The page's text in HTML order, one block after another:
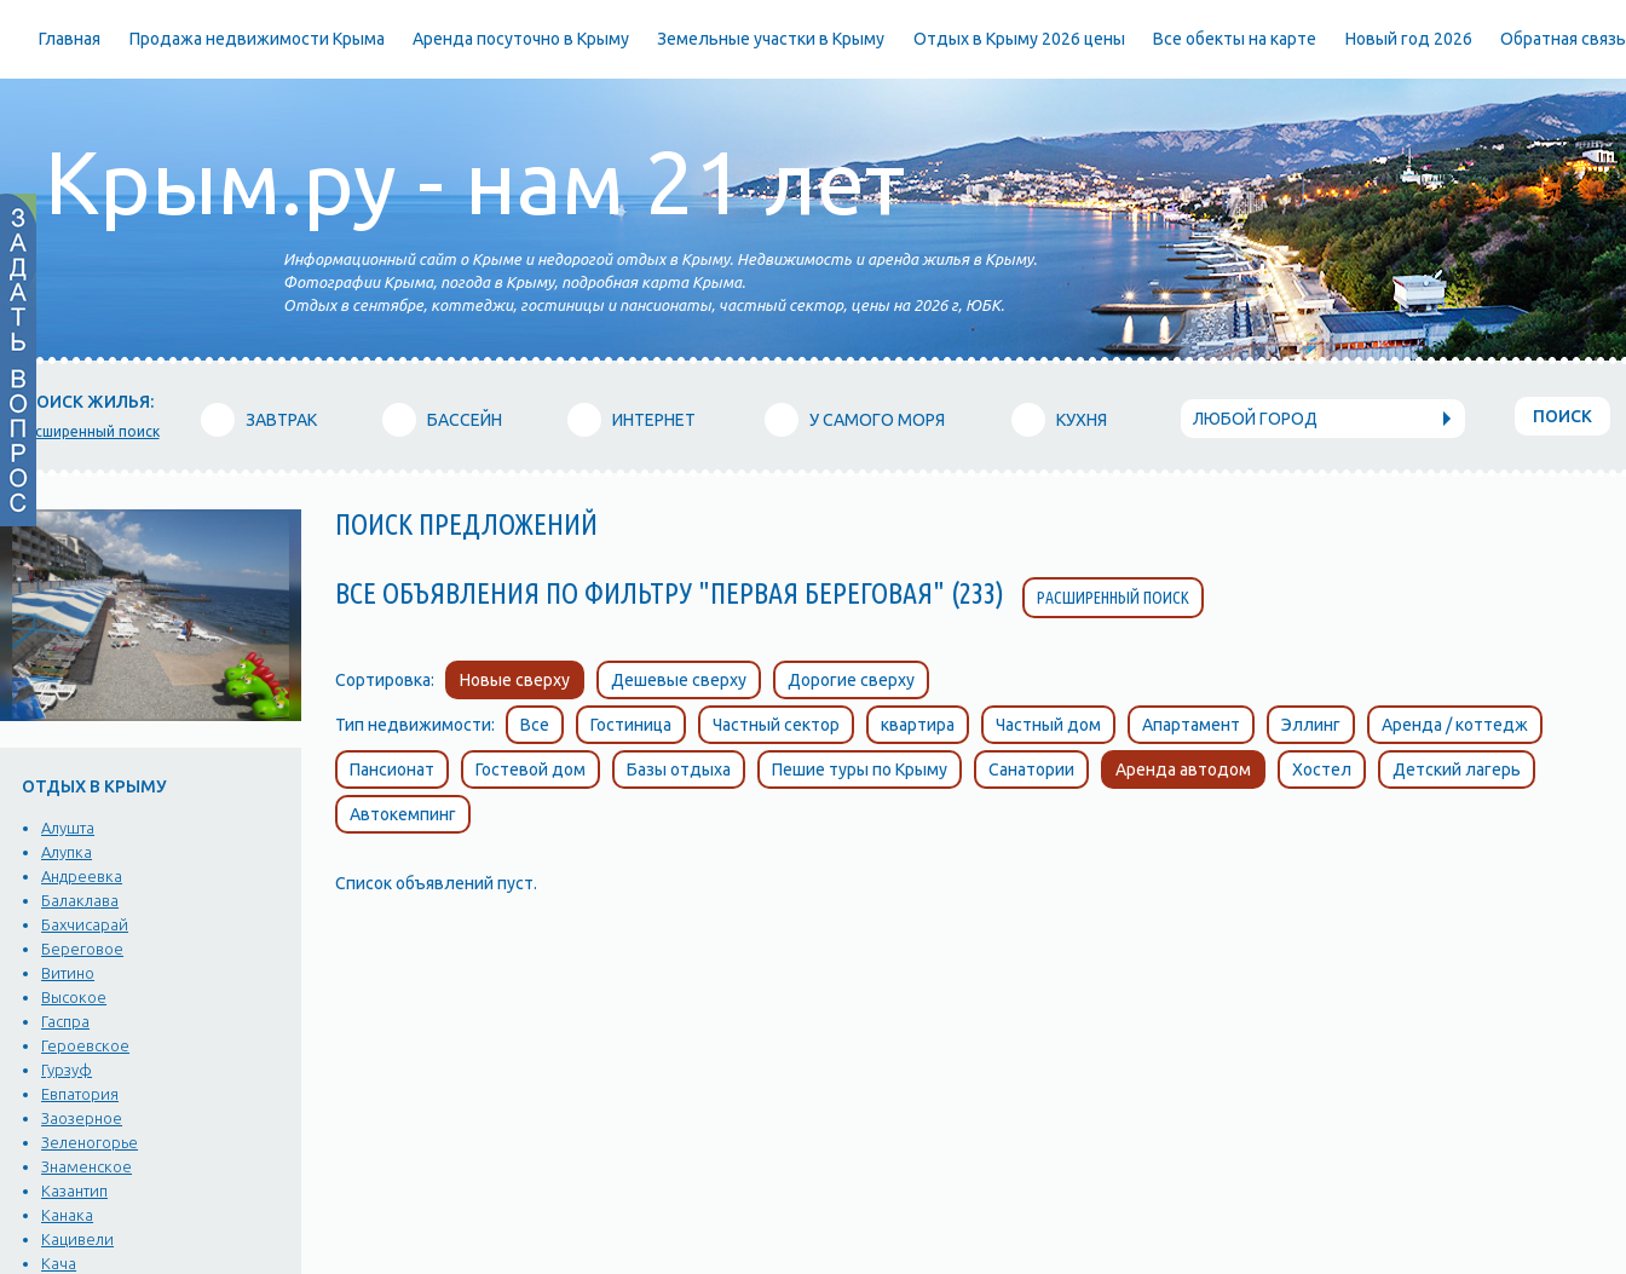
Главная Продажа недвижимости Крыма Аренда посуточно в Крыму Земельные участки в Крыму Отдых в Крыму 2026 цены Все обекты на карте Новый год 2026 Обратная связь
Крым.ру - нам 21 лет
Информационный сайт о Крыме и недорогой отдых в Крыму. Недвижимость и аренда жилья в Крыму.
Фотографии Крыма, погода в Крыму, подробная карта Крыма.
Отдых в сентябре, коттеджи, гостиницы и пансионаты, частный сектор, цены на 2026 г, ЮБК.
ПОИСК ЖИЛЬЯ:
расширенный поиск
ЗАВТРАК БАССЕЙН ИНТЕРНЕТ У САМОГО МОРЯ КУХНЯ ЛЮБОЙ ГОРОД ПОИСК
ОТДЫХ В КРЫМУ
Алушта
Алупка
Андреевка
Балаклава
Бахчисарай
Береговое
Витино
Высокое
Гаспра
Героевское
Гурзуф
Евпатория
Заозерное
Зеленогорье
Знаменское
Казантип
Канака
Кацивели
Кача
ПОИСК ПРЕДЛОЖЕНИЙ
ВСЕ ОБЪЯВЛЕНИЯ ПО ФИЛЬТРУ "ПЕРВАЯ БЕРЕГОВАЯ" (233) РАСШИРЕННЫЙ ПОИСК
Сортировка: Новые сверху Дешевые сверху Дорогие сверху
Тип недвижимости: Все Гостиница Частный сектор квартира Частный дом Апартамент Эллинг Аренда / коттедж
Пансионат Гостевой дом Базы отдыха Пешие туры по Крыму Санатории Аренда автодом Хостел Детский лагерь
Автокемпинг
Список объявлений пуст.